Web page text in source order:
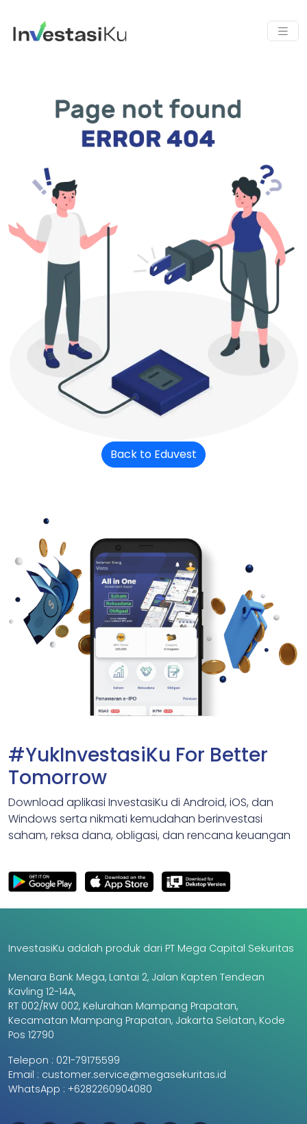
Back to Eduvest
#YukInvestasiKu For Better
Tomorrow
Download aplikasi InvestasiKu di Android, iOS, dan
Windows serta nikmati kemudahan berinvestasi
saham, reksa dana, obligasi, dan rencana keuangan
InvestasiKu adalah produk dari PT Mega Capital Sekuritas
Menara Bank Mega, Lantai 2, Jalan Kapten Tendean
Kavling 12-14A,
RT 002/RW 002, Kelurahan Mampang Prapatan,
Kecamatan Mampang Prapatan, Jakarta Selatan, Kode
Pos 12790
Telepon : 021-79175599
Email : customer.service@megasekuritas.id
WhatsApp : +6282260904080